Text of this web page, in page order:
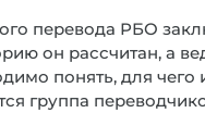
перевода РБО
он рассчитан, а
понять, для
группа